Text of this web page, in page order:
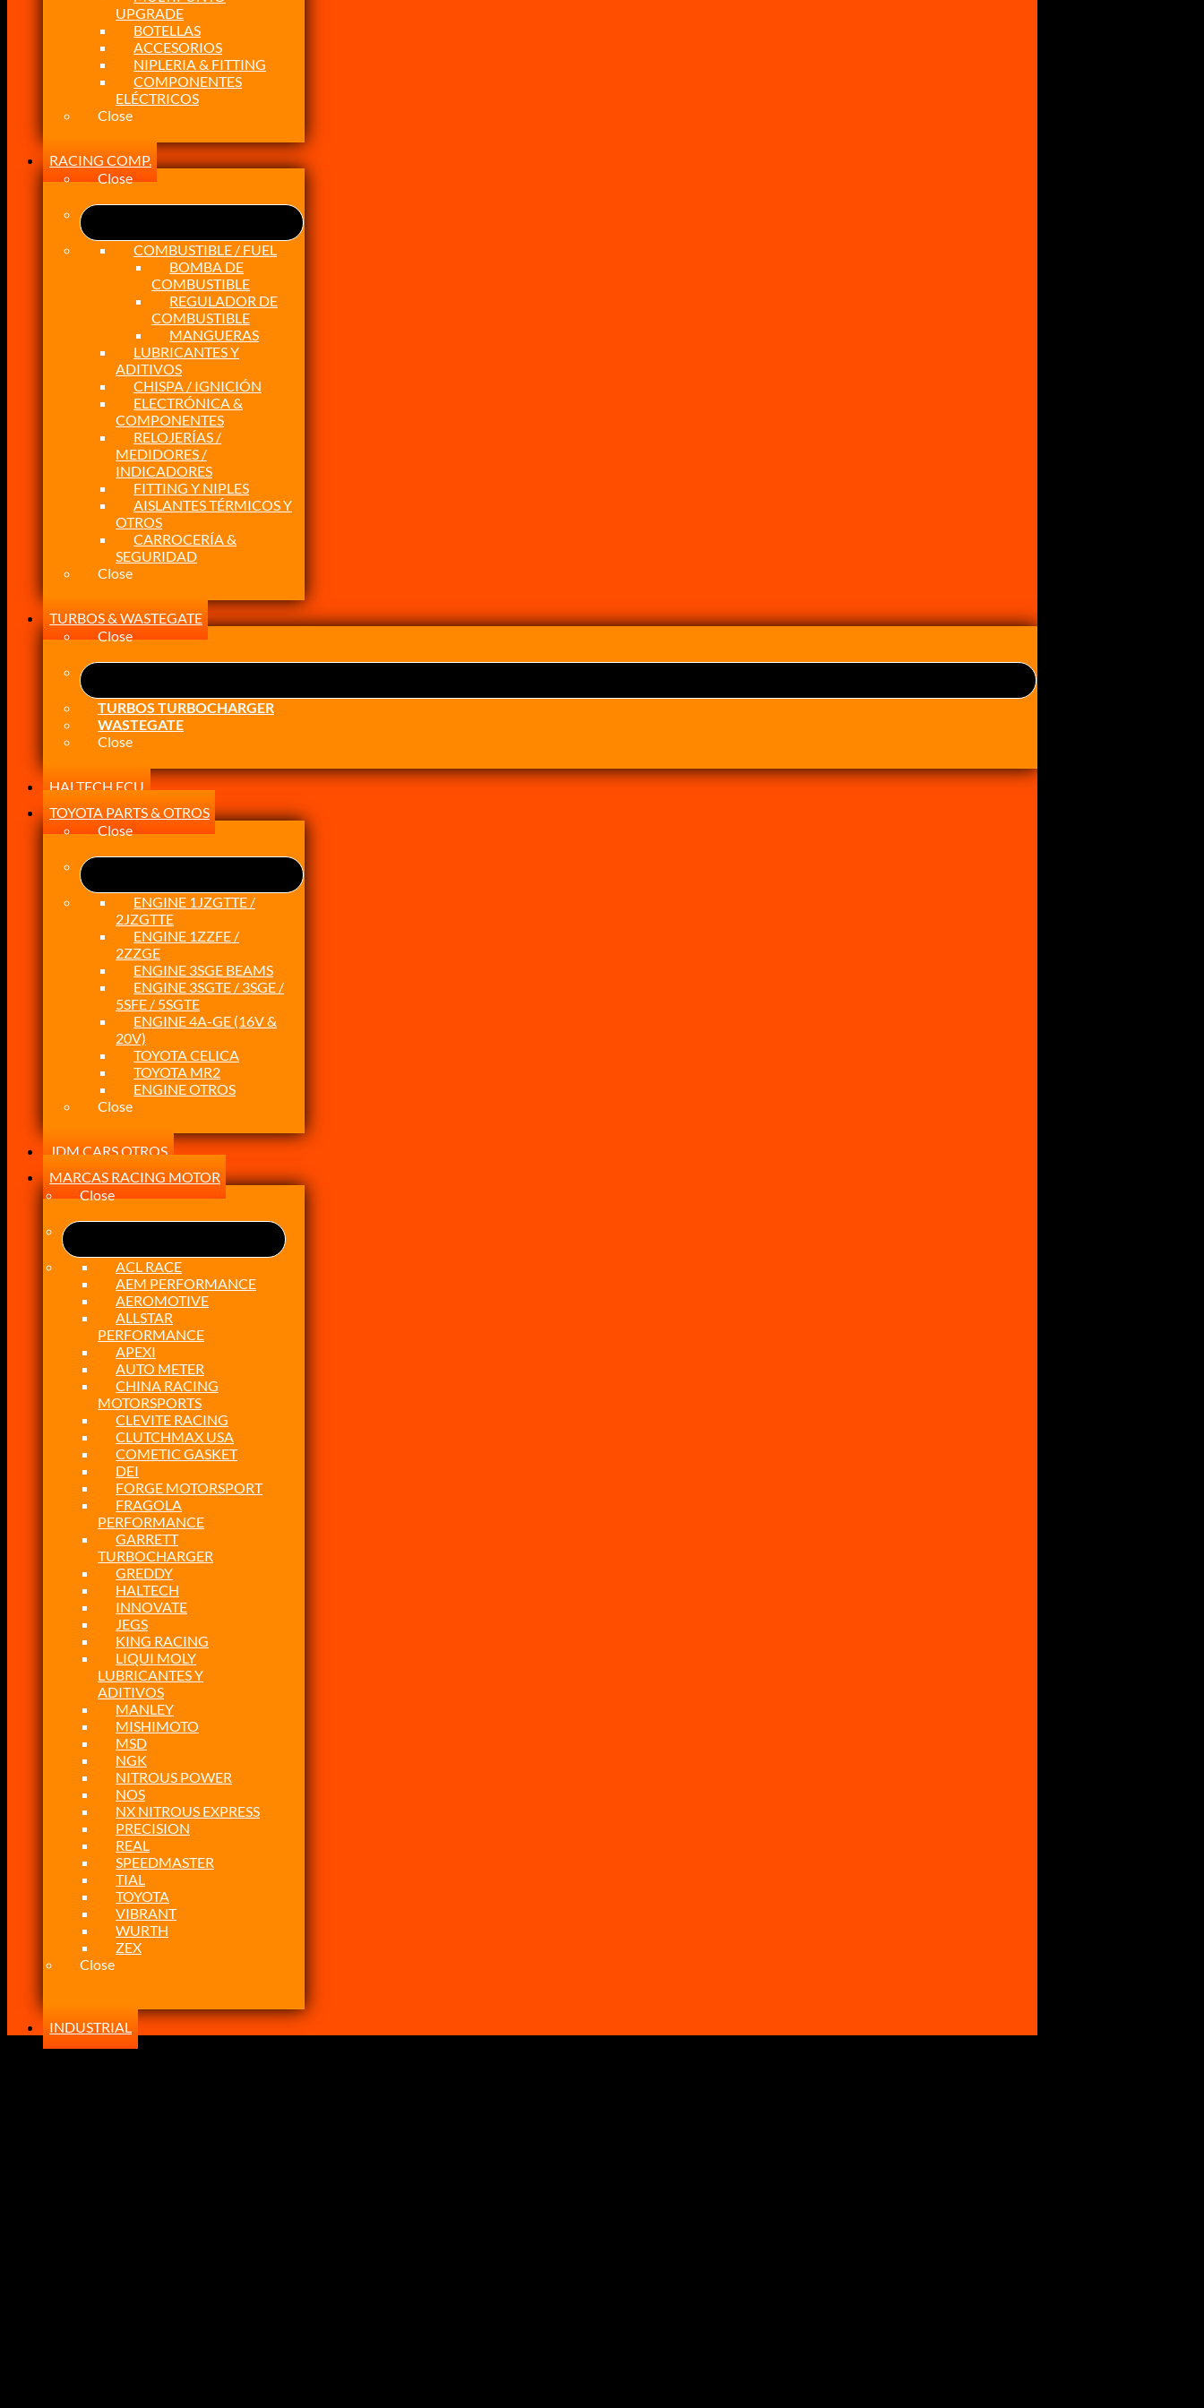
UPGRADE
BOTELLAS
ACCESORIOS
NIPLERIA & FITTING
COMPONENTES
ELÉCTRICOS
Close
RACING COMP.
Close
COMBUSTIBLE / FUEL
BOMBA DE
COMBUSTIBLE
REGULADOR DE
COMBUSTIBLE
MANGUERAS
LUBRICANTES Y
ADITIVOS
CHISPA / IGNICIÓN
ELECTRÓNICA &
COMPONENTES
RELOJERÍAS /
MEDIDORES /
INDICADORES
FITTING Y NIPLES
AISLANTES TÉRMICOS Y
OTROS
CARROCERÍA &
SEGURIDAD
Close
TURBOS & WASTEGATE
Close
TURBOS TURBOCHARGER
WASTEGATE
Close
HALTECH ECU
TOYOTA PARTS & OTROS
Close
ENGINE 1JZGTTE /
2JZGTTE
ENGINE 1ZZFE /
2ZZGE
ENGINE 3SGE BEAMS
ENGINE 3SGTE / 3SGE /
5SFE / 5SGTE
ENGINE 4A-GE (16V &
20V)
TOYOTA CELICA
TOYOTA MR2
ENGINE OTROS
Close
JDM CARS OTROS
MARCAS RACING MOTOR
Close
ACL RACE
AEM PERFORMANCE
AEROMOTIVE
ALLSTAR
PERFORMANCE
APEXI
AUTO METER
CHINA RACING
MOTORSPORTS
CLEVITE RACING
CLUTCHMAX USA
COMETIC GASKET
DEI
FORGE MOTORSPORT
FRAGOLA
PERFORMANCE
GARRETT
TURBOCHARGER
GREDDY
HALTECH
INNOVATE
JEGS
KING RACING
LIQUI MOLY
LUBRICANTES Y
ADITIVOS
MANLEY
MISHIMOTO
MSD
NGK
NITROUS POWER
NOS
NX NITROUS EXPRESS
PRECISION
REAL
SPEEDMASTER
TIAL
TOYOTA
VIBRANT
WURTH
ZEX
Close
INDUSTRIAL